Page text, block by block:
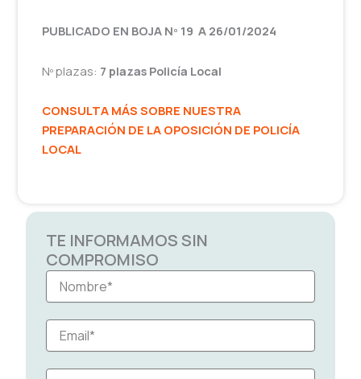
PUBLICADO EN BOJA Nº 19 A 26/01/2024
Nº plazas: 7 plazas Policía Local
CONSULTA MÁS SOBRE NUESTRA
PREPARACIÓN DE LA OPOSICIÓN DE POLICÍA
LOCAL
TE INFORMAMOS SIN
COMPROMISO